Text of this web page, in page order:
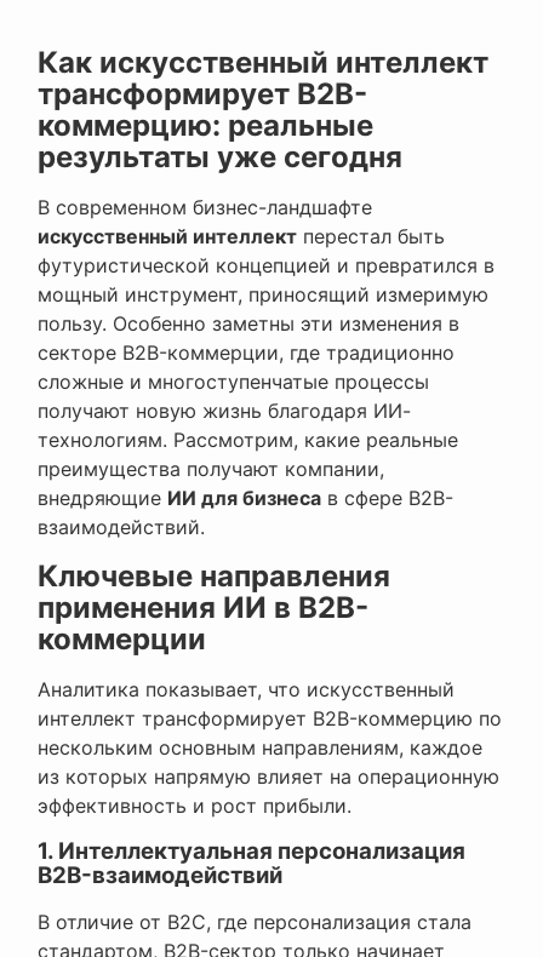
Как искусственный интеллект
трансформирует B2B-
коммерцию: реальные
результаты уже сегодня
В современном бизнес-ландшафте
искусственный интеллект перестал быть
футуристической концепцией и превратился в
мощный инструмент, приносящий измеримую
пользу. Особенно заметны эти изменения в
секторе B2B-коммерции, где традиционно
сложные и многоступенчатые процессы
получают новую жизнь благодаря ИИ-
технологиям. Рассмотрим, какие реальные
преимущества получают компании,
внедряющие ИИ для бизнеса в сфере B2B-
взаимодействий.
Ключевые направления
применения ИИ в B2B-
коммерции
Аналитика показывает, что искусственный
интеллект трансформирует B2B-коммерцию по
нескольким основным направлениям, каждое
из которых напрямую влияет на операционную
эффективность и рост прибыли.
1. Интеллектуальная персонализация
B2B-взаимодействий
В отличие от B2C, где персонализация стала
стандартом, B2B-сектор только начинает